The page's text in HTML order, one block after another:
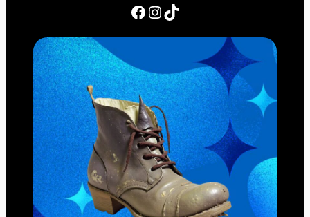
Facebook InstagramTikTok